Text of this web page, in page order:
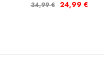
34,99€ 24,99 €